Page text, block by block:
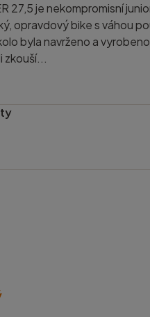
27,5 je nekompromisní
opravdový bike s váhou
byla navrženo a
zkouší...